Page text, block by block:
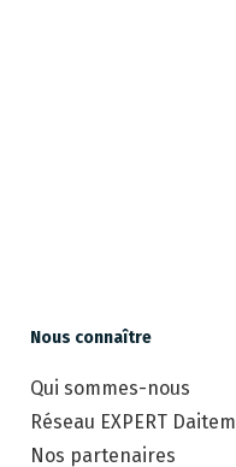
Nous connaître
Qui sommes-nous
Réseau EXPERT Daitem
Nos partenaires